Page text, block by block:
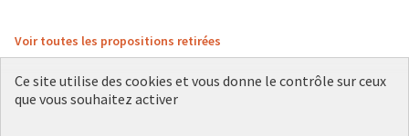
Voir toutes les propositions retirées
Ce site utilise des cookies et vous donne le contrôle sur ceux
que vous souhaitez activer